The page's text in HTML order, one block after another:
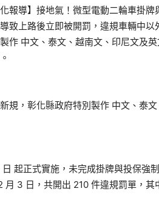
報導】接地氣！微型電動二輪車掛
致上路後立即被開罰，違規車輛中
作 中文、泰文、越南文、印尼文及
規，彰化縣政府特別製作 中文、泰
起正式實施，未完成掛牌與投保強
月 3 日，共開出 210 件違規罰單，其